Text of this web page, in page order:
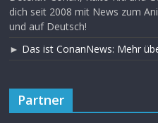
dich seit 2008 mit News zum
und auf Deutsch!
► Das ist ConanNews: Mehr
Partner